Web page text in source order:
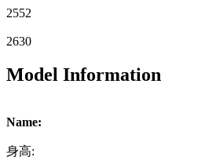
2552
2630
Model Information
Name:
身高: